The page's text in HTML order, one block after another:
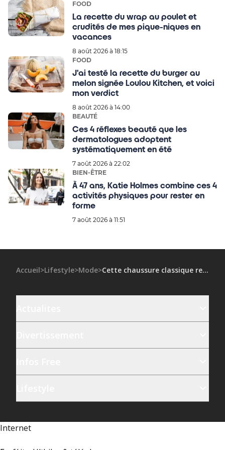
FOOD
La recette du wrap au poulet et
crudités de mes pique-niques en
vacances
8 août 2026 à 18:15
FOOD
J'ai testé la recette du burger au
melon signée Loulou Kitchen, et voici
mon verdict
8 août 2026 à 14:00
BEAUTÉ
Ces 4 réflexes beauté que les
dermatologues adoptent
systématiquement en été
7 août 2026 à 22:02
BIEN-ÊTRE
À 47 ans, Katie Holmes combine ces 4
activités physiques pour rester en
forme
7 août 2026 à 11:51
Accueil>Lifestyle>Mode> Cette chaussure classique revient avec un twist inattendu ce printemps
Internet